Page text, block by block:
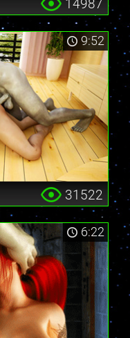
14987
9:52
31522
6:22